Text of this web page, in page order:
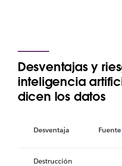
Desventajas y
inteligencia
dicen los datos
Desventaja Fuente
Destrucción